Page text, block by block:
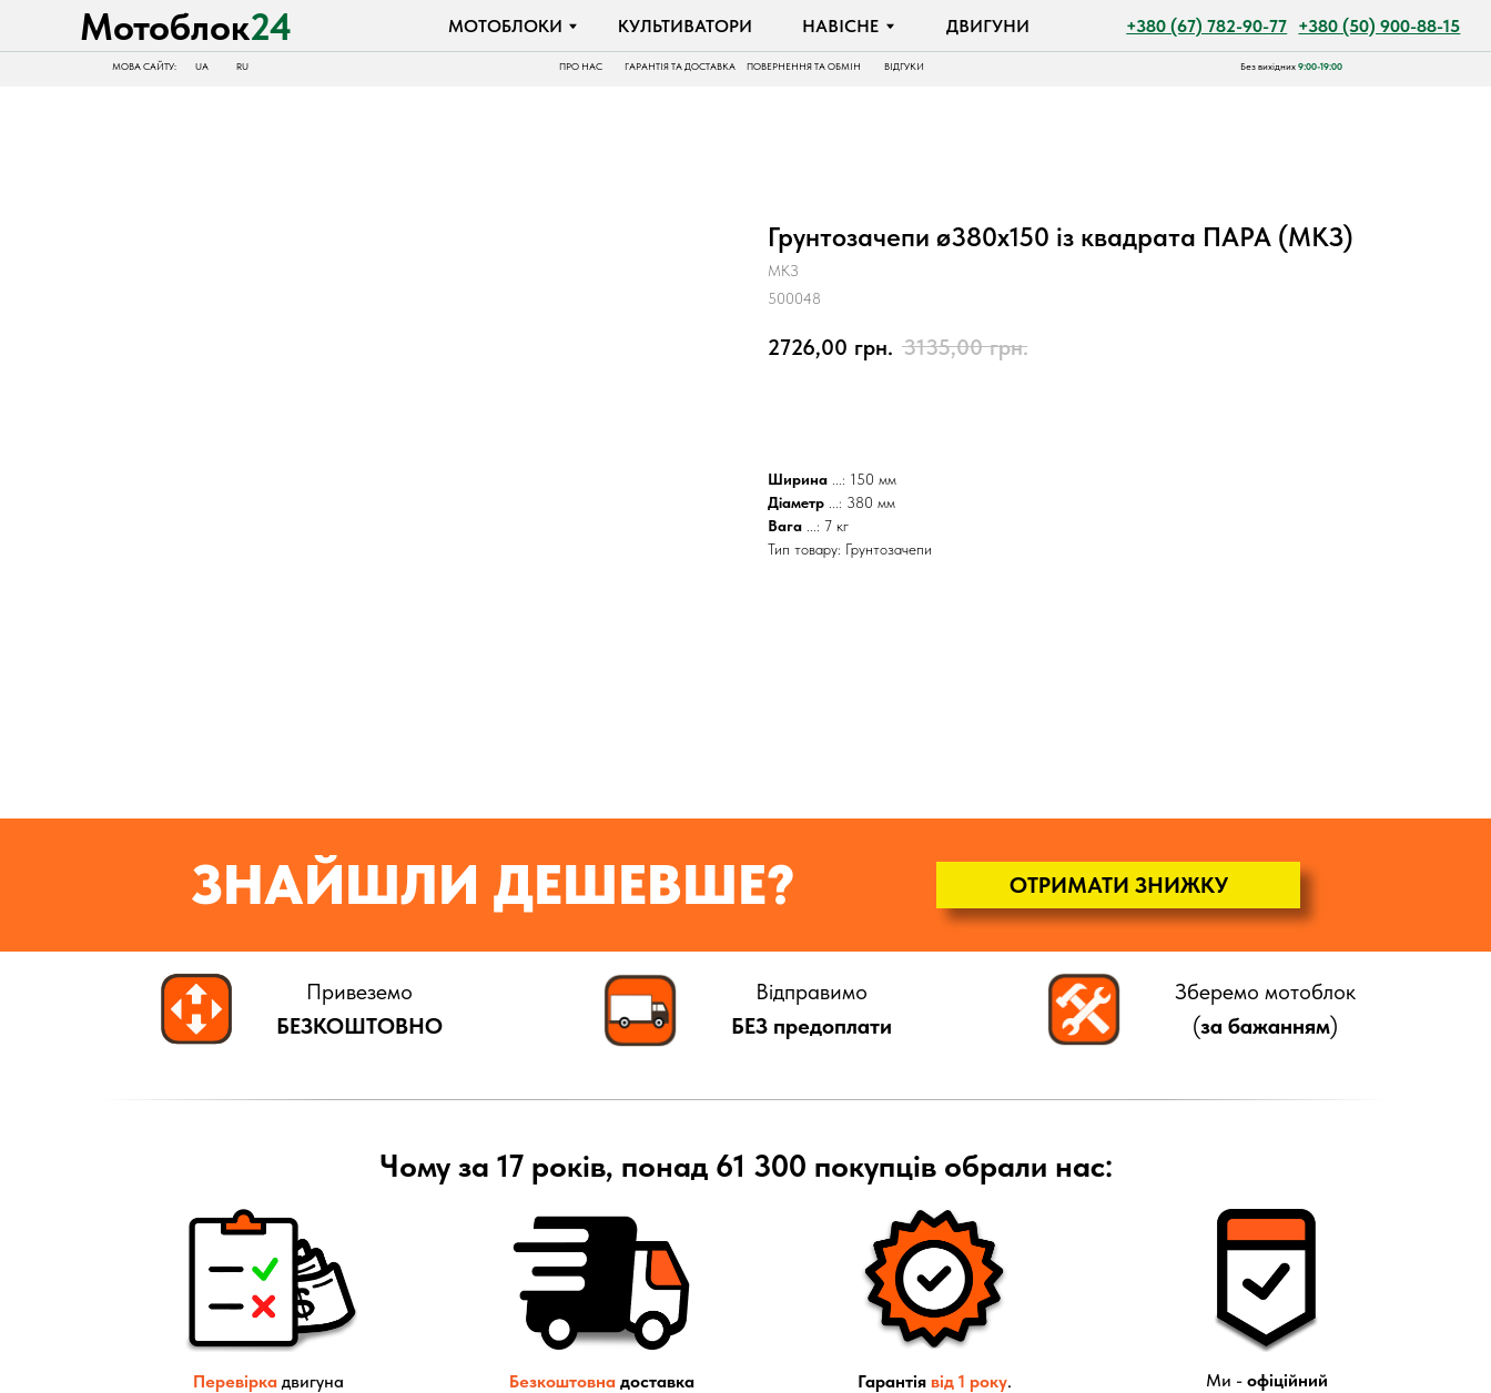
Мотоблок24 +380 (67) 782-90-77 +380 (50) 900-88-15
МОТОБЛОКИ КУЛЬТИВАТОРИ НАВІСНЕ ДВИГУНИ
Грунтозачепи ø380х150 із квадрата ПАРА (МКЗ)
МКЗ
500048
2726,00 грн. 3135,00 грн.
Ширина ...: 150 мм
Діаметр ...: 380 мм
Вага ...: 7 кг
Тип товару: Грунтозачепи
ЗНАЙШЛИ ДЕШЕВШЕ? ОТРИМАТИ ЗНИЖКУ
Відправимо
БЕЗ предоплати
Привеземо
БЕЗКОШТОВНО
Зберемо мотоблок
(за бажанням)
Чому за 17 років, понад 61 300 покупців обрали нас:
Перевірка двигуна
Гарантія від 1 року.
Безкоштовна доставка
Ми - офіційний